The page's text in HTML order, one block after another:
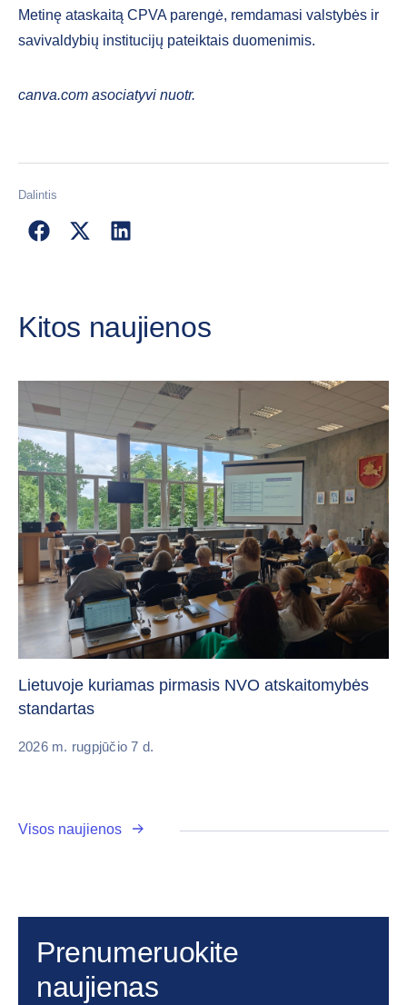
Metinę ataskaitą CPVA parengė, remdamasi valstybės ir
savivaldybių institucijų pateiktais duomenimis.
canva.com asociatyvi nuotr.
Dalintis
Kitos naujienos
Lietuvoje kuriamas pirmasis NVO atskaitomybės
standartas
2026 m. rugpjūčio 7 d.
Visos naujienos
Prenumeruokite
naujienas